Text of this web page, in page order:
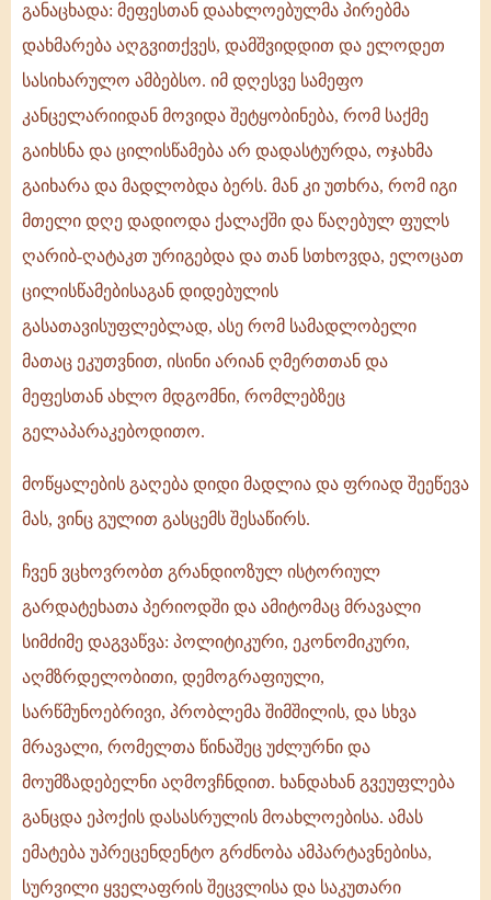
განაცხადა: მეფესთან დაახლოებულმა პირებმა
დახმარება აღგვითქვეს, დამშვიდდით და ელოდეთ
სასიხარულო ამბებსო. იმ დღესვე სამეფო
კანცელარიიდან მოვიდა შეტყობინება, რომ საქმე
გაიხსნა და ცილისწამება არ დადასტურდა, ოჯახმა
გაიხარა და მადლობდა ბერს. მან კი უთხრა, რომ იგი
მთელი დღე დადიოდა ქალაქში და წაღებულ ფულს
ღარიბ-ღატაკთ ურიგებდა და თან სთხოვდა, ელოცათ
ცილისწამებისაგან დიდებულის
გასათავისუფლებლად, ასე რომ სამადლობელი
მათაც ეკუთვნით, ისინი არიან ღმერთთან და
მეფესთან ახლო მდგომნი, რომლებზეც
გელაპარაკებოდითო.
მოწყალების გაღება დიდი მადლია და ფრიად შეეწევა
მას, ვინც გულით გასცემს შესაწირს.
ჩვენ ვცხოვრობთ გრანდიოზულ ისტორიულ
გარდატეხათა პერიოდში და ამიტომაც მრავალი
სიმძიმე დაგვაწვა: პოლიტიკური, ეკონომიკური,
აღმზრდელობითი, დემოგრაფიული,
სარწმუნოებრივი, პრობლემა შიმშილის, და სხვა
მრავალი, რომელთა წინაშეც უძლურნი და
მოუმზადებელნი აღმოვჩნდით. ხანდახან გვეუფლება
განცდა ეპოქის დასასრულის მოახლოებისა. ამას
ემატება უპრეცენდენტო გრძნობა ამპარტავნებისა,
სურვილი ყველაფრის შეცვლისა და საკუთარი